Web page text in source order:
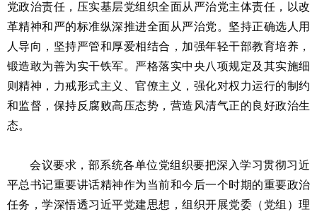
党政治责任，压实基层党组织全面从严治党主体责任，以改
革精神和严的标准纵深推进全面从严治党。坚持正确选人用
人导向，坚持严管和厚爱相结合，加强年轻干部教育培养，
锻造敢为善为实干铁军。严格落实中央八项规定及其实施细
则精神，力戒形式主义、官僚主义，强化对权力运行的制约
和监督，保持反腐败高压态势，营造风清气正的良好政治生
态。
会议要求，部系统各单位党组织要把深入学习贯彻习近
平总书记重要讲话精神作为当前和今后一个时期的重要政治
任务，学深悟透习近平党建思想，组织开展党委（党组）理